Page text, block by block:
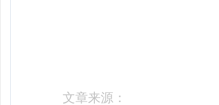
文章来源：